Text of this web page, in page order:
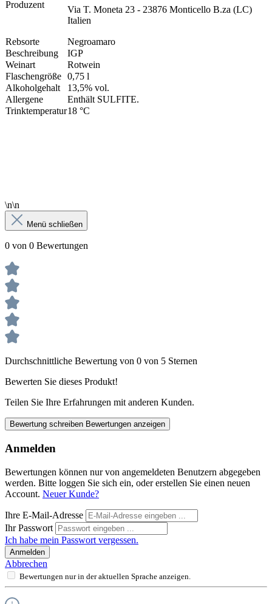
Produzent
Via T. Moneta 23 - 23876 Monticello B.za (LC)
Italien
Rebsorte
Negroamaro
Beschreibung
IGP
Weinart
Rotwein
Flaschengröße 0,75 l
Alkoholgehalt
13,5% vol.
Allergene
Enthält SULFITE.
Trinktemperatur18 °C
\n\n
Menü schließen
0 von 0 Bewertungen
Durchschnittliche Bewertung von 0 von 5 Sternen
Bewerten Sie dieses Produkt!
Teilen Sie Ihre Erfahrungen mit anderen Kunden.
Bewertung schreiben Bewertungen anzeigen
Anmelden
Bewertungen können nur von angemeldeten Benutzern abgegeben
werden. Bitte loggen Sie sich ein, oder erstellen Sie einen neuen
Account. Neuer Kunde?
Ihre E-Mail-Adresse
Ihr Passwort
Ich habe mein Passwort vergessen.
Anmelden
Abbrechen
Bewertungen nur in der aktuellen Sprache anzeigen.